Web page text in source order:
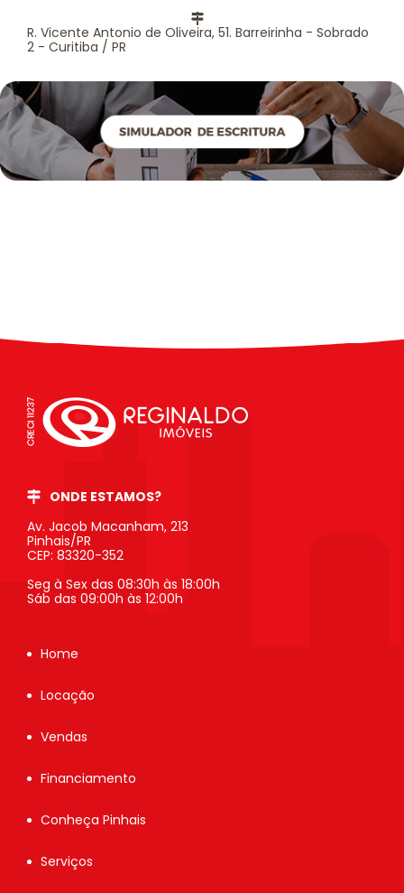
R. Vicente Antonio de Oliveira, 51. Barreirinha - Sobrado
2 - Curitiba / PR
ONDE ESTAMOS?
Av. Jacob Macanham, 213
Pinhais/PR
CEP: 83320-352
Seg à Sex das 08:30h às 18:00h
Sáb das 09:00h às 12:00h
Home
Locação
Vendas
Financiamento
Conheça Pinhais
Serviços